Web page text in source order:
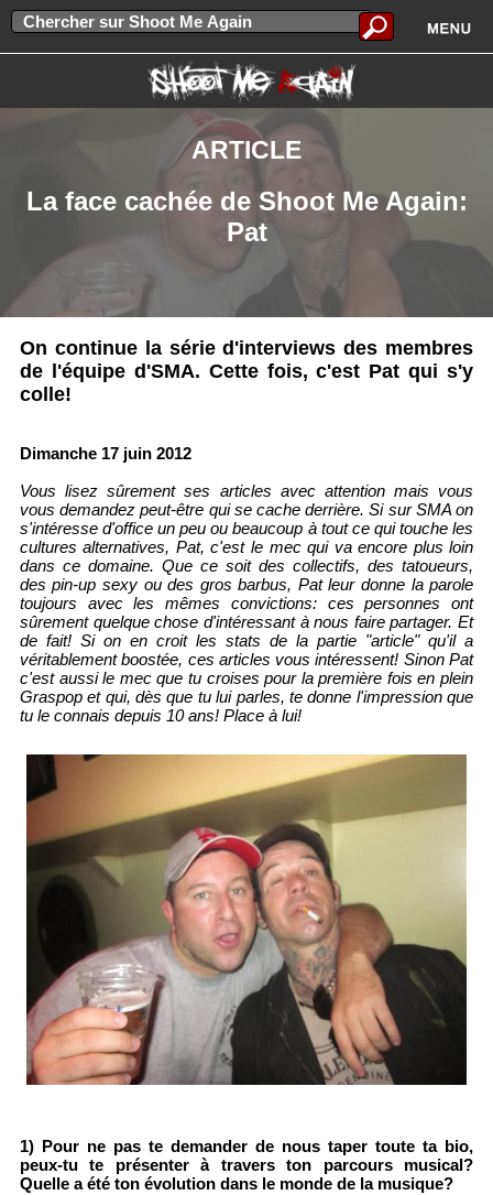
ARTICLE
La face cachée de Shoot Me Again:
Pat
On continue la série d'interviews des membres
de l'équipe d'SMA. Cette fois, c'est Pat qui s'y
colle!
Dimanche 17 juin 2012
Vous lisez sûrement ses articles avec attention mais vous
vous demandez peut-être qui se cache derrière. Si sur SMA on
s'intéresse d'office un peu ou beaucoup à tout ce qui touche les
cultures alternatives, Pat, c'est le mec qui va encore plus loin
dans ce domaine. Que ce soit des collectifs, des tatoueurs,
des pin-up sexy ou des gros barbus, Pat leur donne la parole
toujours avec les mêmes convictions: ces personnes ont
sûrement quelque chose d'intéressant à nous faire partager. Et
de fait! Si on en croit les stats de la partie "article" qu'il a
véritablement boostée, ces articles vous intéressent! Sinon Pat
c'est aussi le mec que tu croises pour la première fois en plein
Graspop et qui, dès que tu lui parles, te donne l'impression que
tu le connais depuis 10 ans! Place à lui!
1) Pour ne pas te demander de nous taper toute ta bio,
peux-tu te présenter à travers ton parcours musical?
Quelle a été ton évolution dans le monde de la musique?